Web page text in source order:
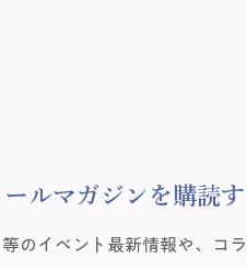
ールマガジンを購読す
のイベント最新情報や、コ